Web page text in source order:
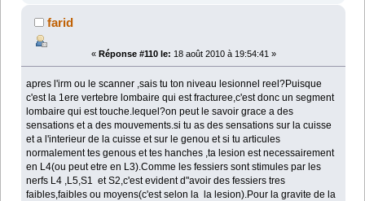
farid
« Réponse #110 le: 18 août 2010 à 19:54:41 »
apres l'irm ou le scanner ,sais tu ton niveau lesionnel reel?Puisque
c'est la 1ere vertebre lombaire qui est fracturee,c'est donc un segment
lombaire qui est touche.lequel?on peut le savoir grace a des
sensations et a des mouvements.si tu as des sensations sur la cuisse
et a l'interieur de la cuisse et sur le genou et si tu articules
normalement tes genous et tes hanches ,ta lesion est necessairement
en L4(ou peut etre en L3).Comme les fessiers sont stimules par les
nerfs L4 ,L5,S1 et S2,c'est evident d"avoir des fessiers tres
faibles,faibles ou moyens(c'est selon la la lesion).Pour la gravite de la